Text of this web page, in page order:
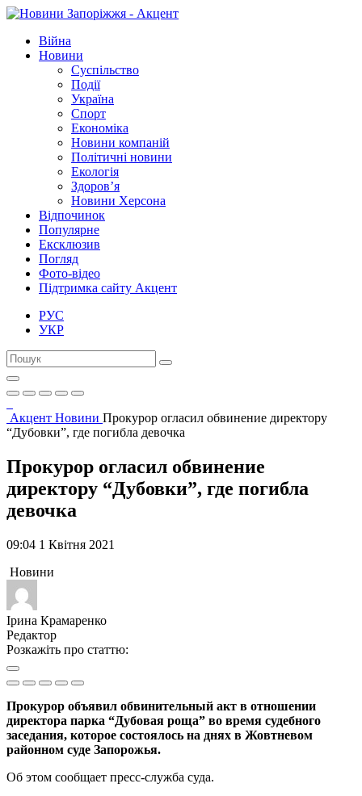
Війна
Новини
Суспільство
Події
Україна
Спорт
Економіка
Новини компаній
Політичні новини
Екологія
Здоров’я
Новини Херсона
Відпочинок
Популярне
Ексклюзив
Погляд
Фото-відео
Підтримка сайту Акцент
РУС
УКР
Акцент Новини Прокурор огласил обвинение директору
“Дубовки”, где погибла девочка
Прокурор огласил обвинение
директору “Дубовки”, где погибла
девочка
09:04 1 Квітня 2021
Новини
Ірина Крамаренко
Редактор
Розкажіть про статтю:
Прокурор объявил обвинительный акт в отношении
директора парка “Дубовая роща” во время судебного
заседания, которое состоялось на днях в Жовтневом
районном суде Запорожья.
Об этом сообщает пресс-служба суда.